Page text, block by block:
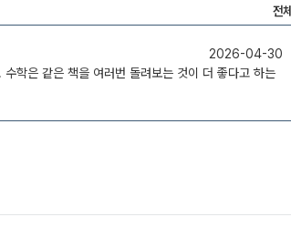
전체
2026-04-30
학은 같은 책을 여러번 돌려보는 것이 더 좋다고 하는